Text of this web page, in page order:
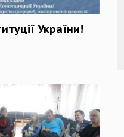
України!